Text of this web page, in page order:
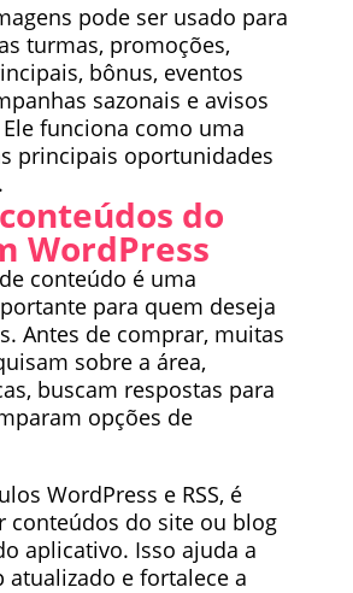
pode ser usado para
turmas, promoções,
bônus, eventos
sazonais e avisos
funciona como uma
principais oportunidades
do
WordPress
conteúdo é uma
para quem deseja
Antes de comprar, muitas
sobre a área,
buscam respostas para
opções de
WordPress e RSS, é
conteúdos do site ou blog
aplicativo. Isso ajuda a
atualizado e fortalece a